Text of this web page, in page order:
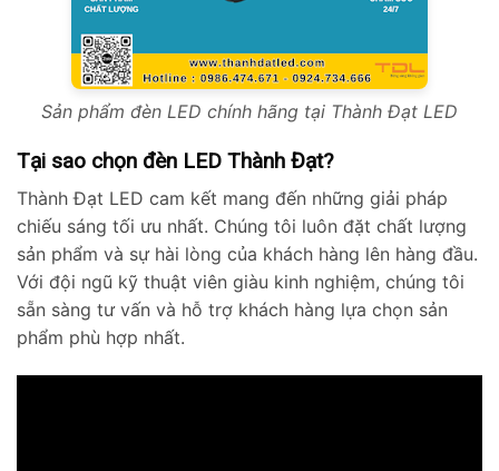
Sản phẩm đèn LED chính hãng tại Thành Đạt LED
Tại sao chọn đèn LED Thành Đạt?
Thành Đạt LED cam kết mang đến những giải pháp
chiếu sáng tối ưu nhất. Chúng tôi luôn đặt chất lượng
sản phẩm và sự hài lòng của khách hàng lên hàng đầu.
Với đội ngũ kỹ thuật viên giàu kinh nghiệm, chúng tôi
sẵn sàng tư vấn và hỗ trợ khách hàng lựa chọn sản
phẩm phù hợp nhất.